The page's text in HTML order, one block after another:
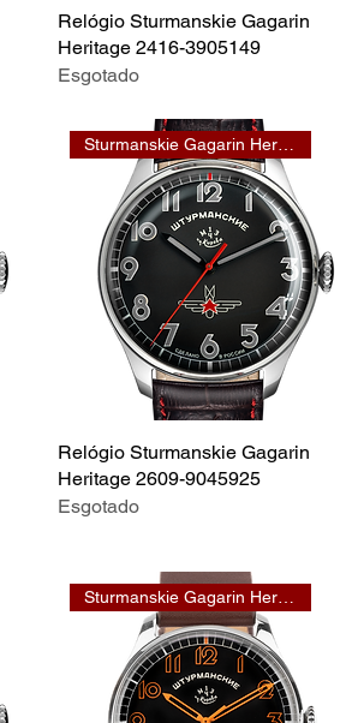
Relógio Sturmanskie Gagarin
Heritage 2416-3905149
Esgotado
Relógio Sturmanskie Gagarin
Heritage 2609-9045925
Esgotado